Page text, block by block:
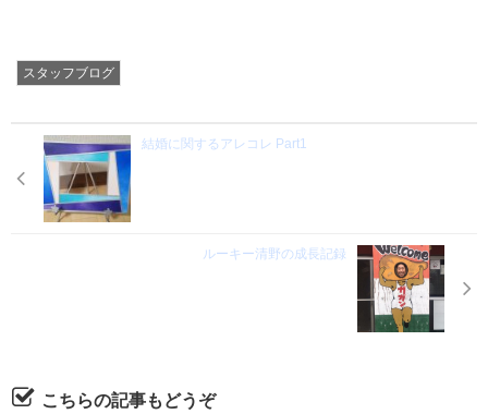
スタッフブログ
結婚に関するアレコレ Part1
ルーキー清野の成長記録
こちらの記事もどうぞ